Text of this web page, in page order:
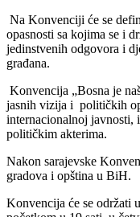
Na Konvenciji će se
opasnosti sa kojima se i
jedinstvenih odgovora i
građana.
Konvencija „Bosna je
jasnih vizija i političkih
internacionalnoj
političkim akterima.
Nakon sarajevske
gradova i opština u BiH.
Konvencija će se održati